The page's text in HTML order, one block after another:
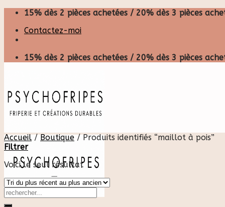
Skip
content
15% dès 2 pièces achetées / 20% dès 3 pièces
Contactez-moi
15% dès 2 pièces achetées / 20% dès 3 pièces
Accueil / Boutique /Produits identifiés “maillot à pois”
Filtrer
Voici le seul résultat